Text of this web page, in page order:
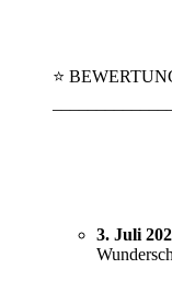
⭐
3. Juli